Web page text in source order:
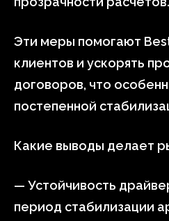
Эти меры помогают
клиентов и ускорять
договоров, что
постепенной
Какие выводы делает
— Устойчивость
период стабилизации